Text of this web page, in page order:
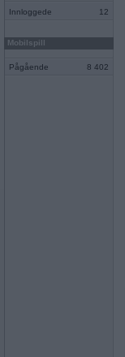
Innloggede 12
Mobilspill
Pågående 8 402